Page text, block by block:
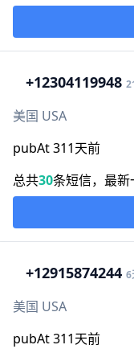
+12304119948
美国 USA
pubAt 311天前
总共30条短信，最新
+12915874244 6
美国 USA
pubAt 311天前